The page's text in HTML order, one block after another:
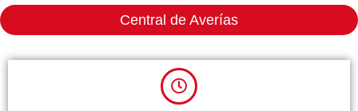
Central de Averías